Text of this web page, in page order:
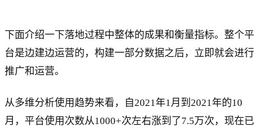
下面介绍一下落地过程中整体的成果和衡量指标。整个平
台是边建边运营的，构建一部分数据之后，立即就会进行
推广和运营。
从多维分析使用趋势来看，自2021年1月到2021年的10
月，平台使用次数从1000+次左右涨到了7.5万次，现在已